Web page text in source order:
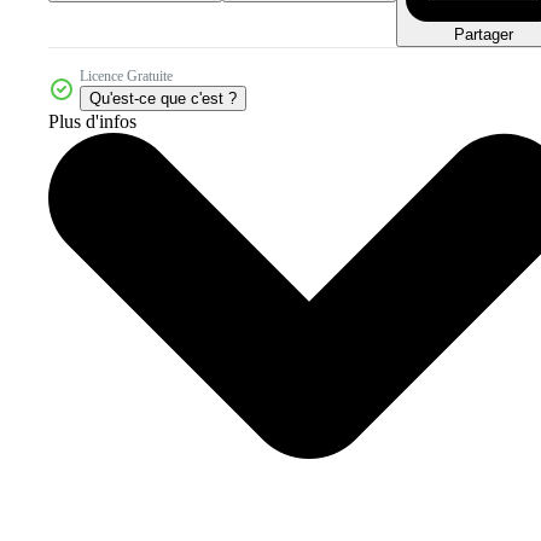
Partager
Licence Gratuite
Qu'est-ce que c'est ?
Plus d'infos